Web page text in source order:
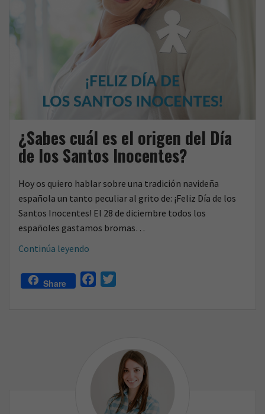
¿Sabes cuál es el origen del Día
de los Santos Inocentes?
Hoy os quiero hablar sobre una tradición navideña
española un tanto peculiar al grito de: ¡Feliz Día de los
Santos Inocentes! El 28 de diciembre todos los
españoles gastamos bromas…
Continúa leyendo
es
Inocentes?
Share
r